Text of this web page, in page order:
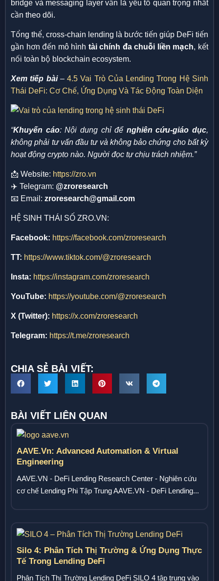
bridge và messaging layer vẫn là yếu tố quan trọng nhất
cần theo dõi.
Tổng thể, cross-chain lending là bước tiến giúp DeFi tiến
gần hơn đến mô hình tài chính đa chuỗi liền mạch, kết
nối toàn bộ blockchain ecosystem.
Xem tiếp bài –4.5 Vai Trò Của Lending Trong Hệ Sinh
Thái DeFi: Cơ Chế, Ứng Dụng Và Tác Động Toàn Diện
“Khuyến cáo: Nội dung chỉ để nghiên cứu-giáo dục,
không phải tư vấn đầu tư và không bảo chứng cho bất kỳ
hoạt động crypto nào. Người đọc tự chịu trách nhiệm.”
📩 Website: https://zro.vn
✈️ Telegram: @zroresearch
📧 Email: zroresearch@gmail.com
HỆ SINH THÁI SỐ ZRO.VN:
Facebook: https://facebook.com/zroresearch
TT: https://www.tiktok.com/@zroresearch
Insta: https://instagram.com/zroresearch
YouTube: https://youtube.com/@zroresearch
X (Twitter): https://x.com/zroresearch
Telegram: https://t.me/zroresearch
CHIA SẺ BÀI VIẾT:
BÀI VIẾT LIÊN QUAN
AAVE.vn: Advanced Automation & Virtual
Engineering
AAVE.VN - DeFi Lending Research Center - Nghiên cứu
cơ chế Lending Phi Tập Trung AAVE.VN - DeFi Lending...
Silo 4: Phân Tích Thị Trường & Ứng Dụng Thực
Tế Trong Lending DeFi
Phân Tích Thị Trường Lending DeFi SILO 4 tập trung vào